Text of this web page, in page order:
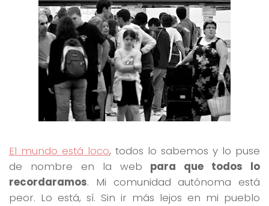
El mundo está loco, todos lo sabemos y lo puse
de nombre en la web para que todos lo
recordaramos. Mi comunidad autónoma está
peor. Lo está, sí. Sin ir más lejos en mi pueblo